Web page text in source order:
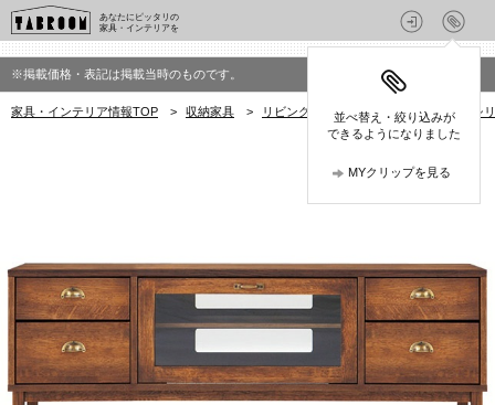
あなたにピッタリの
家具・インテリアを
並べ替え・絞り込みが
できるようになりました
MYクリップを見る
※掲載価格・表記は掲載当時のものです。
家具・インテリア情報TOP > 収納家具 > リビングボード > ウイスキーオークシ